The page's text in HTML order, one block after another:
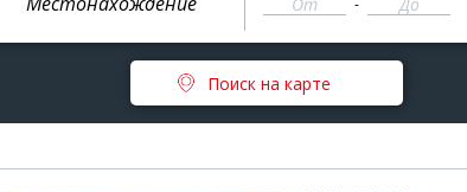
-
Поиск на карте